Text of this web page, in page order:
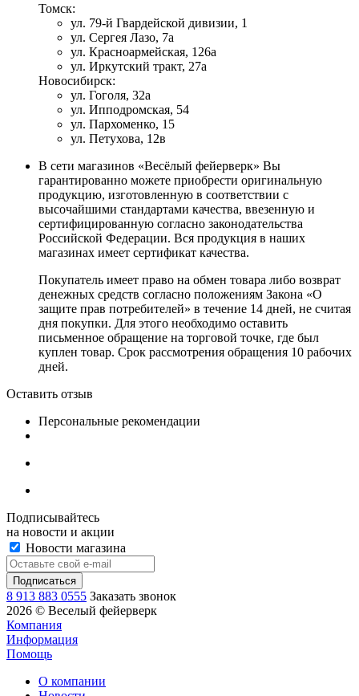
Томск:
ул. 79-й Гвардейской дивизии, 1
ул. Сергея Лазо, 7а
ул. Красноармейская, 126а
ул. Иркутский тракт, 27а
Новосибирск:
ул. Гоголя, 32а
ул. Ипподромская, 54
ул. Пархоменко, 15
ул. Петухова, 12в
В сети магазинов «Весёлый фейерверк» Вы
гарантированно можете приобрести оригинальную
продукцию, изготовленную в соответствии с
высочайшими стандартами качества, ввезенную и
сертифицированную согласно законодательства
Российской Федерации. Вся продукция в наших
магазинах имеет сертификат качества.
Покупатель имеет право на обмен товара либо возврат
денежных средств согласно положениям Закона «О
защите прав потребителей» в течение 14 дней, не считая
дня покупки. Для этого необходимо оставить
письменное обращение на торговой точке, где был
куплен товар. Срок рассмотрения обращения 10 рабочих
дней.
Оставить отзыв
Персональные рекомендации
Подписывайтесь
на новости и акции
Новости магазина
8 913 883 0555 Заказать звонок
2026 © Веселый фейерверк
Компания
Информация
Помощь
О компании